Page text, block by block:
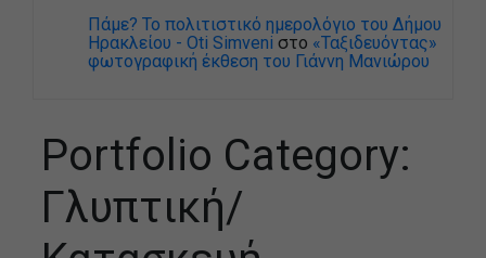
Πάμε? Το πολιτιστικό ημερολόγιο του Δήμου
Ηρακλείου - Oti Simveni στο «Ταξιδευόντας»
φωτογραφική έκθεση του Γιάννη Μανιώρου
Portfolio Category:
Γλυπτική/